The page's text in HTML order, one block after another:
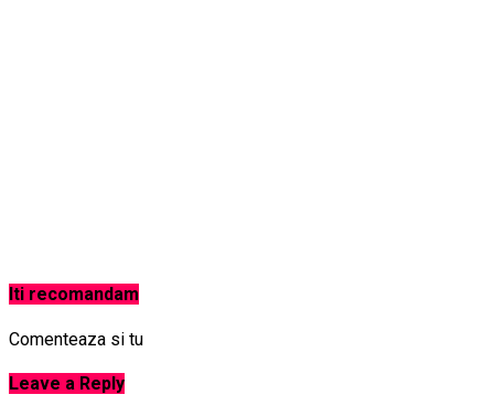
Iti recomandam
Comenteaza si tu
Leave a Reply